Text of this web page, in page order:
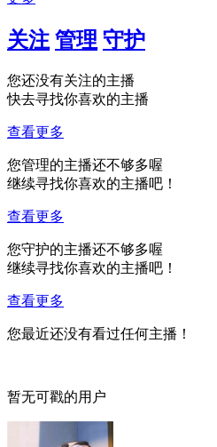
关注 管理 守护
您还没有关注的主播
快去寻找你喜欢的主播
查看更多
您管理的主播还不够多喔
继续寻找你喜欢的主播吧！
查看更多
您守护的主播还不够多喔
继续寻找你喜欢的主播吧！
查看更多
您最近还没有看过任何主播！
暂无可戳的用户